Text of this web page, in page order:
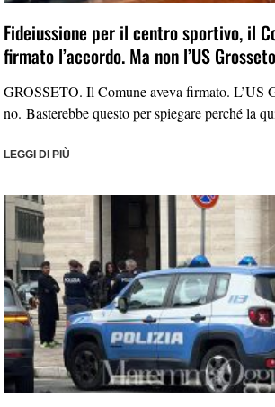
Fideiussione per il centro sportivo, il
firmato l’accordo. Ma non l’US Grosseto
GROSSETO. Il Comune aveva firmato. L’US
no. Basterebbe questo per spiegare perché la
LEGGI DI PIÙ